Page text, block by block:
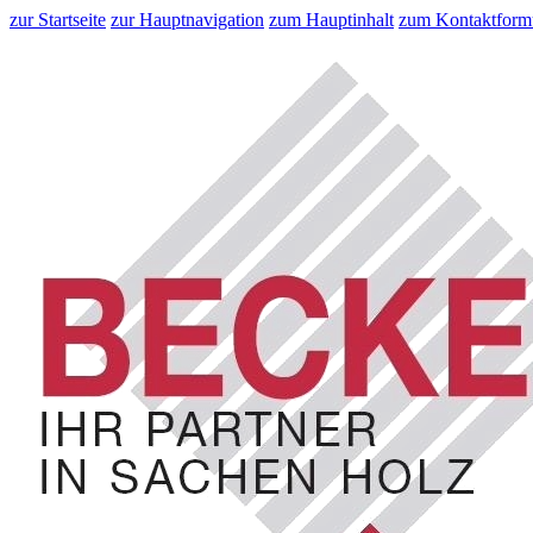
zur Startseite zur Hauptnavigation zum Hauptinhalt zum